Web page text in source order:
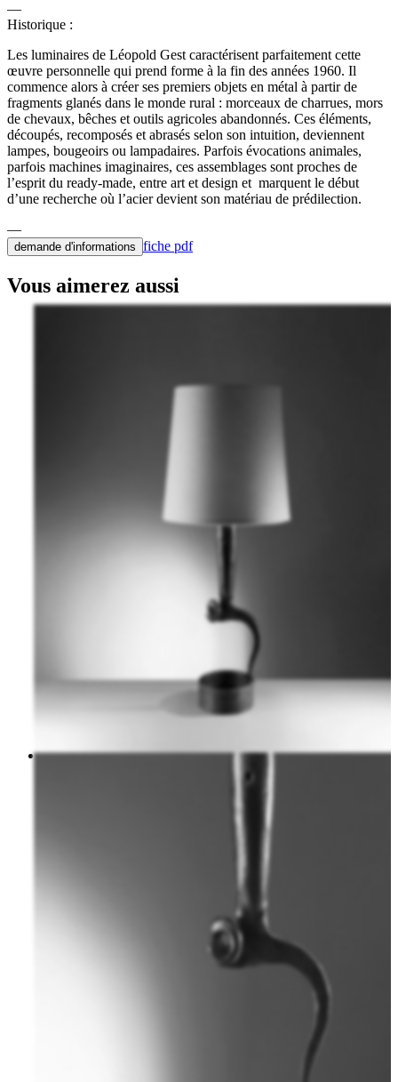
Historique :
Les luminaires de Léopold Gest caractérisent parfaitement cette
œuvre personnelle qui prend forme à la fin des années 1960. Il
commence alors à créer ses premiers objets en métal à partir de
fragments glanés dans le monde rural : morceaux de charrues, mors
de chevaux, bêches et outils agricoles abandonnés. Ces éléments,
découpés, recomposés et abrasés selon son intuition, deviennent
lampes, bougeoirs ou lampadaires. Parfois évocations animales,
parfois machines imaginaires, ces assemblages sont proches de
l’esprit du ready-made, entre art et design et marquent le début
d’une recherche où l’acier devient son matériau de prédilection.
demande d'informations fiche pdf
Vous aimerez aussi